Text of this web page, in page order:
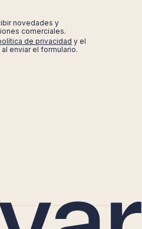
novedades y
comerciales.
de privacidad y el
al enviar el formulario.